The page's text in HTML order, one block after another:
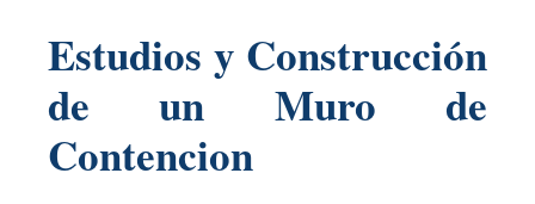
Estudios y Construcción
de un Muro de
Contencion